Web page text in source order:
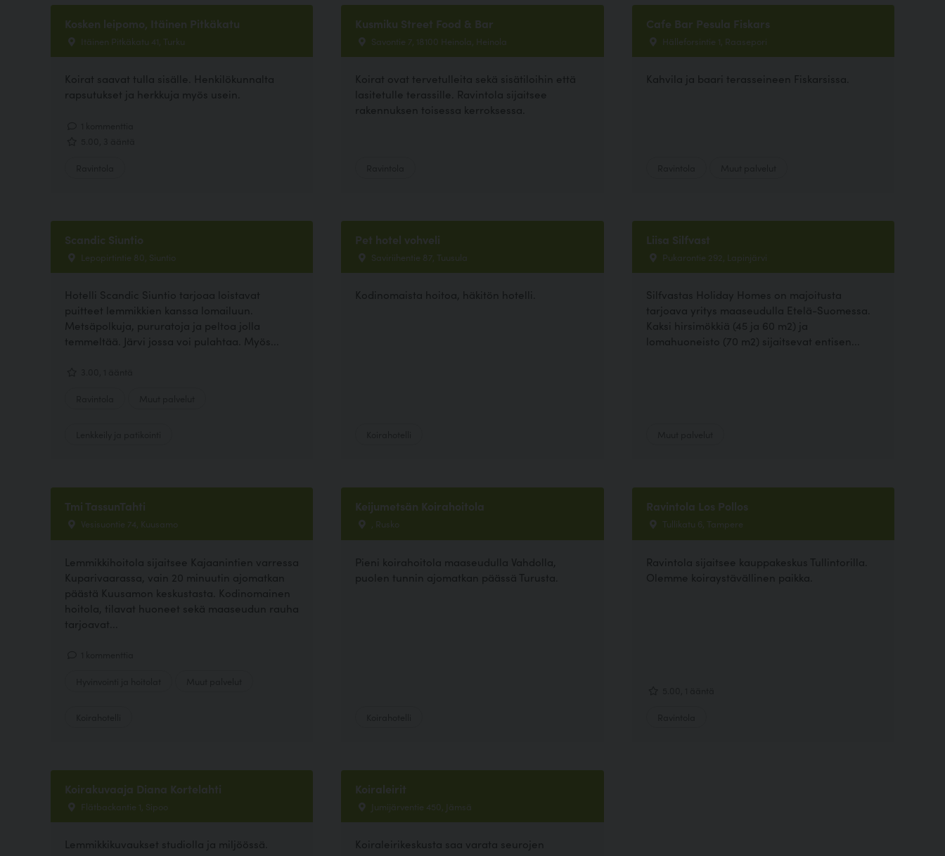
Kosken leipomo, Itäinen Pitkäkatu
Itäinen Pitkäkatu 41, Turku
Koirat saavat tulla sisälle. Henkilökunnalta
rapsutukset ja herkkuja myös usein.
Kusmiku Street Food & Bar
Savontie 7, 18100 Heinola, Heinola
Koirat ovat tervetulleita sekä sisätiloihin että
lasitetulle terassille. Ravintola sijaitsee
rakennuksen toisessa kerroksessa.
Cafe Bar Pesula Fiskars
Hälleforsintie 1, Raasepori
Kahvila ja baari terasseineen Fiskarsissa.
Scandic Siuntio
Lepopirtintie 80, Siuntio
Hotelli Scandic Siuntio tarjoaa loistavat
puitteet lemmikkien kanssa lomailuun.
Metsäpolkuja, pururatoja ja peltoa jolla
temmeltää. Järvi jossa voi pulahtaa. Myös...
Pet hotel vohveli
Saviriihentie 87, Tuusula
Kodinomaista hoitoa, häkitön hotelli.
Liisa Silfvast
Pukarontie 292, Lapinjärvi
Silfvastas Holiday Homes on majoitusta
tarjoava yritys maaseudulla Etelä-Suomessa.
Kaksi hirsimökkiä (45 ja 60 m2) ja
lomahuoneisto (70 m2) sijaitsevat entisen...
Tmi TassunTahti
Vesisuontie 74, Kuusamo
Lemmikkihoitola sijaitsee Kajaanintien varressa
Kuparivaarassa, vain 20 minuutin ajomatkan
päästä Kuusamon keskustasta. Kodinomainen
hoitola, tilavat huoneet sekä maaseudun rauha
tarjoavat...
Keijumetsän Koirahoitola
, Rusko
Pieni koirahoitola maaseudulla Vahdolla,
puolen tunnin ajomatkan päässä Turusta.
Ravintola Los Pollos
Tullikatu 6, Tampere
Ravintola sijaitsee kauppakeskus Tullintorilla.
Olemme koiraystävällinen paikka.
Koirakuvaaja Diana Kortelahti
Flätbackantie 1, Sipoo
Lemmikkikuvaukset studiolla ja miljöössä.
Koiraleirit
Jumijärventie 450, Jämsä
Koiraleirikeskusta saa varata seurojen